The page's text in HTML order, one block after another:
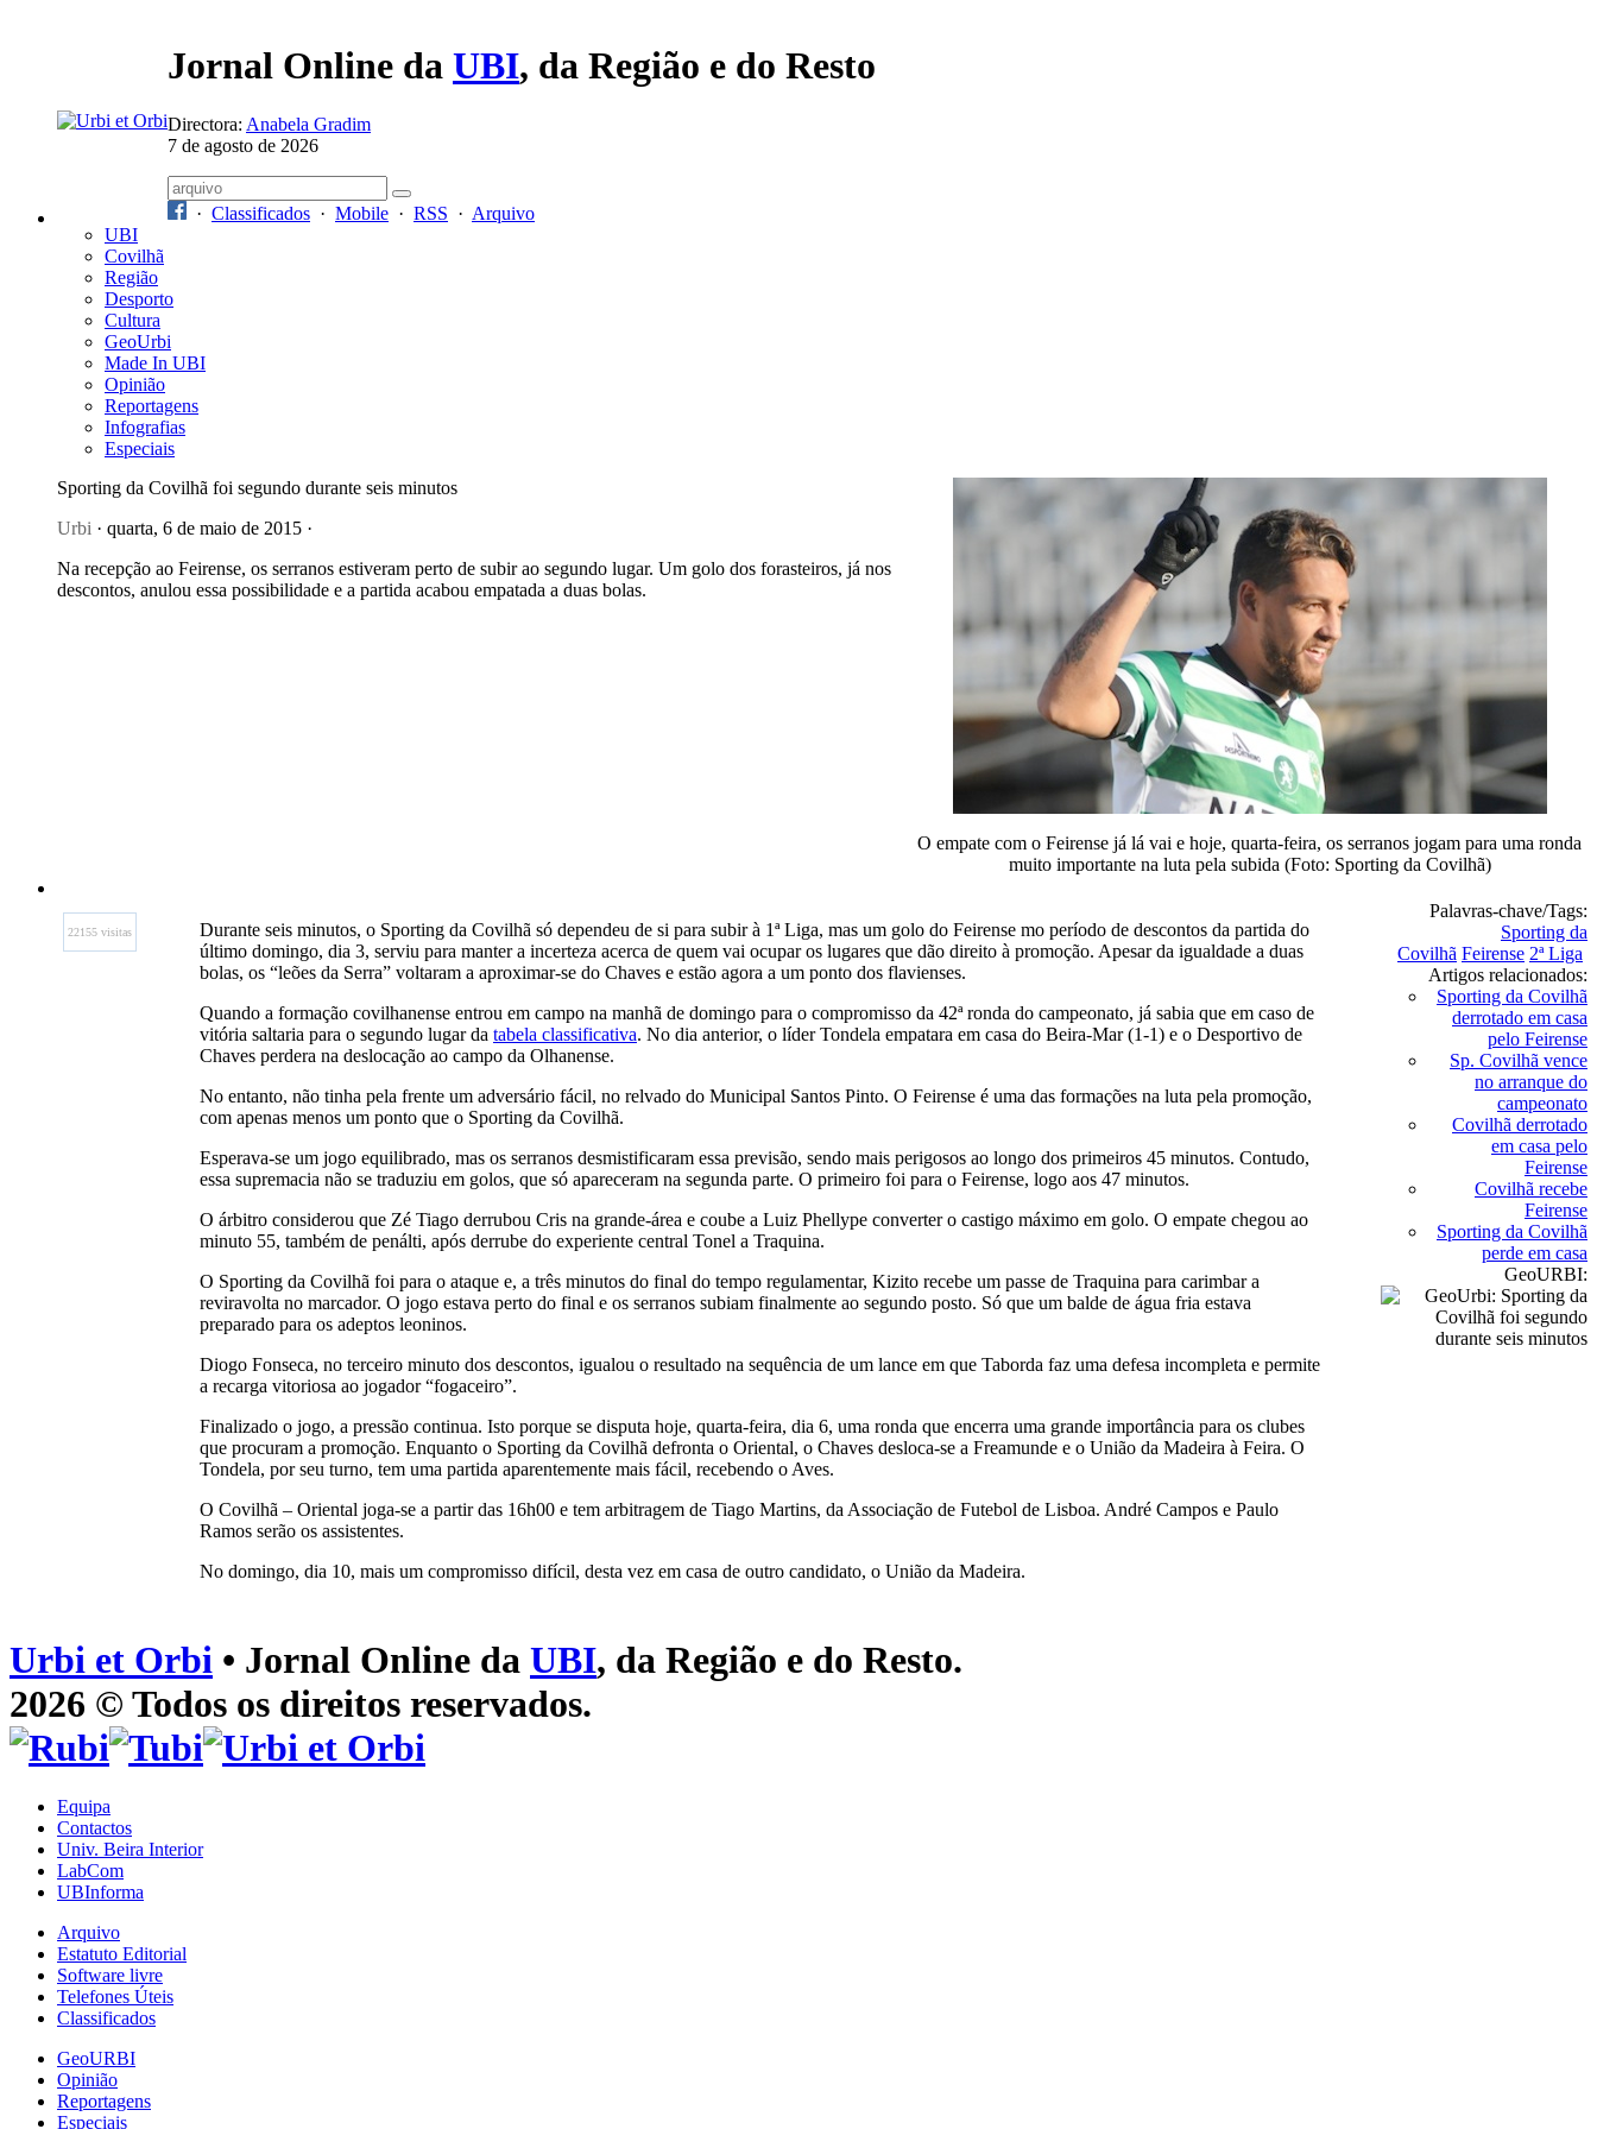
Jornal Online da UBI, da Região e do Resto
Directora: Anabela Gradim
7 de agosto de 2026
· Classificados · Mobile · RSS · Arquivo
UBI
Covilhã
Região
Desporto
Cultura
GeoUrbi
Made In UBI
Opinião
Reportagens
Infografias
Especiais
Sporting da Covilhã foi segundo durante seis minutos
Urbi · quarta, 6 de maio de 2015 ·
Na recepção ao Feirense, os serranos estiveram perto de subir ao segundo lugar. Um golo dos forasteiros, já nos
descontos, anulou essa possibilidade e a partida acabou empatada a duas bolas.
O empate com o Feirense já lá vai e hoje, quarta-feira, os serranos jogam para uma ronda
muito importante na luta pela subida (Foto: Sporting da Covilhã)
22155 visitas
Durante seis minutos, o Sporting da Covilhã só dependeu de si para subir à 1ª Liga, mas um golo do Feirense mo período de descontos da partida do
último domingo, dia 3, serviu para manter a incerteza acerca de quem vai ocupar os lugares que dão direito à promoção. Apesar da igualdade a duas
bolas, os “leões da Serra” voltaram a aproximar-se do Chaves e estão agora a um ponto dos flavienses.
Quando a formação covilhanense entrou em campo na manhã de domingo para o compromisso da 42ª ronda do campeonato, já sabia que em caso de
vitória saltaria para o segundo lugar da tabela classificativa. No dia anterior, o líder Tondela empatara em casa do Beira-Mar (1-1) e o Desportivo de
Chaves perdera na deslocação ao campo da Olhanense.
No entanto, não tinha pela frente um adversário fácil, no relvado do Municipal Santos Pinto. O Feirense é uma das formações na luta pela promoção,
com apenas menos um ponto que o Sporting da Covilhã.
Esperava-se um jogo equilibrado, mas os serranos desmistificaram essa previsão, sendo mais perigosos ao longo dos primeiros 45 minutos. Contudo,
essa supremacia não se traduziu em golos, que só apareceram na segunda parte. O primeiro foi para o Feirense, logo aos 47 minutos.
O árbitro considerou que Zé Tiago derrubou Cris na grande-área e coube a Luiz Phellype converter o castigo máximo em golo. O empate chegou ao
minuto 55, também de penálti, após derrube do experiente central Tonel a Traquina.
O Sporting da Covilhã foi para o ataque e, a três minutos do final do tempo regulamentar, Kizito recebe um passe de Traquina para carimbar a
reviravolta no marcador. O jogo estava perto do final e os serranos subiam finalmente ao segundo posto. Só que um balde de água fria estava
preparado para os adeptos leoninos.
Diogo Fonseca, no terceiro minuto dos descontos, igualou o resultado na sequência de um lance em que Taborda faz uma defesa incompleta e permite
a recarga vitoriosa ao jogador “fogaceiro”.
Finalizado o jogo, a pressão continua. Isto porque se disputa hoje, quarta-feira, dia 6, uma ronda que encerra uma grande importância para os clubes
que procuram a promoção. Enquanto o Sporting da Covilhã defronta o Oriental, o Chaves desloca-se a Freamunde e o União da Madeira à Feira. O
Tondela, por seu turno, tem uma partida aparentemente mais fácil, recebendo o Aves.
O Covilhã – Oriental joga-se a partir das 16h00 e tem arbitragem de Tiago Martins, da Associação de Futebol de Lisboa. André Campos e Paulo
Ramos serão os assistentes.
No domingo, dia 10, mais um compromisso difícil, desta vez em casa de outro candidato, o União da Madeira.
Palavras-chave/Tags:
Sporting da
Covilhã Feirense 2ª Liga
Artigos relacionados:
Sporting da Covilhã
derrotado em casa
pelo Feirense
Sp. Covilhã vence
no arranque do
campeonato
Covilhã derrotado
em casa pelo
Feirense
Covilhã recebe
Feirense
Sporting da Covilhã
perde em casa
GeoURBI:
Urbi et Orbi • Jornal Online da UBI, da Região e do Resto.
2026 © Todos os direitos reservados.
Equipa
Contactos
Univ. Beira Interior
LabCom
UBInforma
Arquivo
Estatuto Editorial
Software livre
Telefones Úteis
Classificados
GeoURBI
Opinião
Reportagens
Especiais